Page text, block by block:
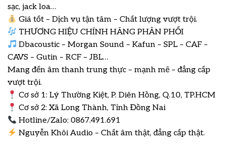
sạc, jack loa…
Giá tốt – Dịch vụ tận tâm – Chất lượng vượt trội.
THƯƠNG HIỆU CHÍNH HÃNG PHÂN PHỐI
Dbacoustic – Morgan Sound – Kafun – SPL – CAF –
CAVS – Gutin – RCF – JBL…
Mang đến âm thanh trung thực – mạnh mẽ – đẳng cấp
vượt trội.
Cơ sở 1: Lý Thường Kiệt, P. Diên Hồng, Q.10, TP.HCM
Cơ sở 2: Xã Long Thành, Tỉnh Đồng Nai
Hotline/Zalo: 0867.491.691
Nguyễn Khôi Audio – Chất âm thật, đẳng cấp thật.